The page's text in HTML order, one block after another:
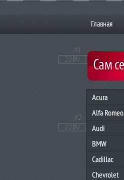
Главная
Acura
Alfa Romeo
Audi
BMW
Cadillac
Chevrolet